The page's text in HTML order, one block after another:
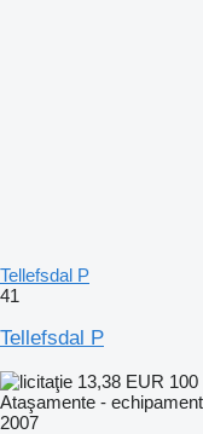
Tellefsdal P
41
Tellefsdal P
13,38 EUR 100
Ataşamente -
2007